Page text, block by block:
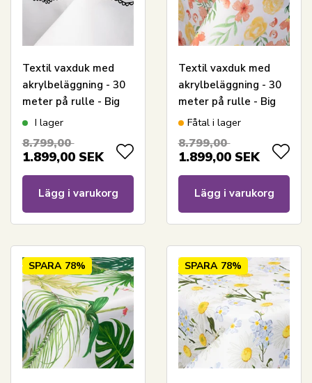
Textil vaxduk med
akrylbeläggning - 30
meter på rulle - Big
flower black - 140 cm
I lager
8.799,00
1.899,00 SEK
Lägg i varukorg
Textil vaxduk med
akrylbeläggning - 30
meter på rulle - Big
flower multi - 140 cm
Fåtal i lager
8.799,00
1.899,00 SEK
Lägg i varukorg
SPARA 78% SPARA 78%